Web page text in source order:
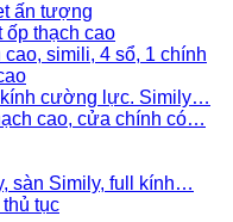
ấn tượng
ốp thạch cao
simili, 4 sổ, 1 chính
kính cường lực. Simily…
cao, cửa chính có…
sàn Simily, full kính…
tục